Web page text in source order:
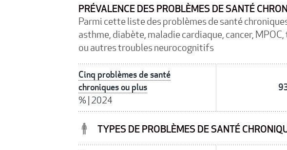
PRÉVALENCE DES PROBLÈMES DE SANTÉ
Parmi cette liste des problèmes de santé
asthme, diabète, maladie cardiaque, cancer,
ou autres troubles neurocognitifs
Cinq problèmes de santé
chroniques ou plus
%| 2024
TYPES DE PROBLÈMES DE SANTÉ